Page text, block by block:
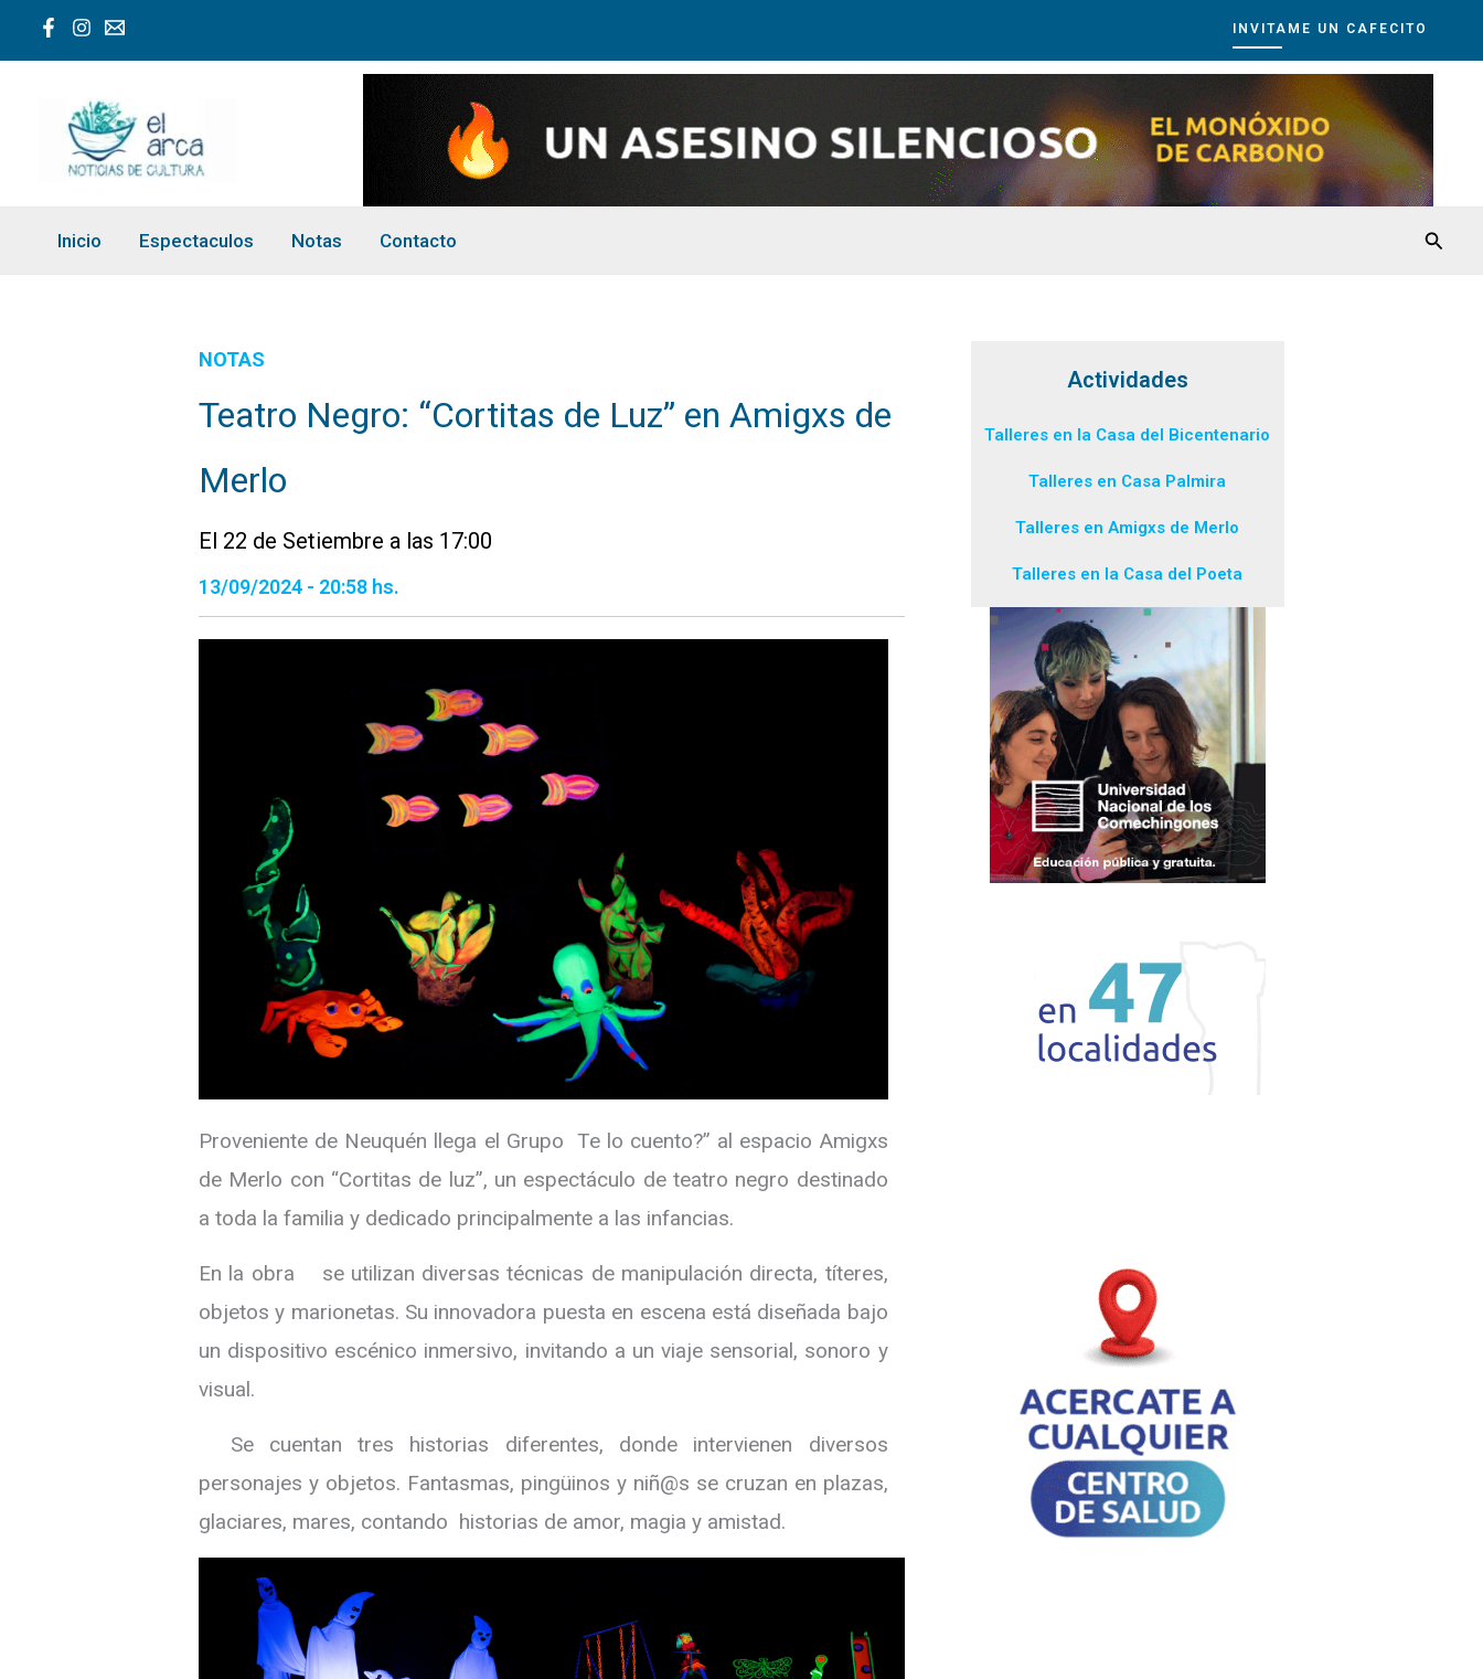
INVITAME UN CAFECITO
Inicio Espectaculos Notas Contacto
NOTAS
Teatro Negro: “Cortitas de Luz” en Amigxs de
Merlo
El 22 de Setiembre a las 17:00
13/09/2024 - 20:58 hs.
Proveniente de Neuquén llega el Grupo Te lo cuento?” al espacio Amigxs
de Merlo con “Cortitas de luz”, un espectáculo de teatro negro destinado
a toda la familia y dedicado principalmente a las infancias.
En la obra se utilizan diversas técnicas de manipulación directa, títeres,
objetos y marionetas. Su innovadora puesta en escena está diseñada bajo
un dispositivo escénico inmersivo, invitando a un viaje sensorial, sonoro y
visual.
Se cuentan tres historias diferentes, donde intervienen diversos
personajes y objetos. Fantasmas, pingüinos y niñ@s se cruzan en plazas,
glaciares, mares, contando historias de amor, magia y amistad.
Actividades
Talleres en la Casa del Bicentenario
Talleres en Casa Palmira
Talleres en Amigxs de Merlo
Talleres en la Casa del Poeta